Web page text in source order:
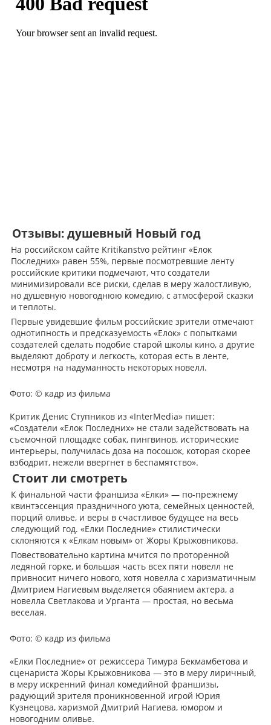
Отзывы: душевный Новый год
На российском сайте Kritikanstvo рейтинг «Елок
Последних» равен 55%, первые посмотревшие ленту
российские критики подмечают, что создатели
минимизировали все риски, сделав в меру жалостливую,
но душевную новогоднюю комедию, с атмосферой сказки
и теплоты.
Первые увидевшие фильм российские зрители отмечают
однотипность и предсказуемость «Елок» с попытками
создателей сделать подобие старой школы кино, а другие
выделяют доброту и легкость, которая есть в ленте,
несмотря на надуманность некоторых новелл.
Фото: © кадр из фильма
Критик Денис Ступников из «InterMedia» пишет:
«Создатели «Елок Последних» не стали задействовать на
съемочной площадке собак, пингвинов, исторические
интерьеры, получилась доза на посошок, которая скорее
взбодрит, нежели ввергнет в беспамятство».
Стоит ли смотреть
К финальной части франшиза «Елки» — по-прежнему
квинтэссенция праздничного уюта, семейных ценностей,
порций оливье, и веры в счастливое будущее на весь
следующий год. «Елки Последние» стилистически
склоняются к «Елкам новым» от Жоры Крыжовникова.
Повествовательно картина мчится по проторенной
ледяной горке, и большая часть всех пяти новелл не
привносит ничего нового, хотя новелла с харизматичным
Дмитрием Нагиевым выделяется обаянием актера, а
новелла Светлакова и Урганта — простая, но весьма
веселая.
Фото: © кадр из фильма
«Елки Последние» от режиссера Тимура Бекмамбетова и
сценариста Жоры Крыжовникова — это в меру лиричный,
в меру искренний финал комедийной франшизы,
радующий зрителя проникновенной игрой Юрия
Кузнецова, харизмой Дмитрий Нагиева, юмором и
новогодним оливье.